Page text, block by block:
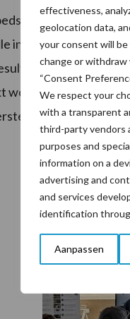
effectiveness,
geolocation data,
your consent will be
change or
“Consent
We respect your
with a transparent
third-party vendors
purposes and
information on a
advertising and
and services
identification
Aanpassen
informatie over dit
van het
worden voor de